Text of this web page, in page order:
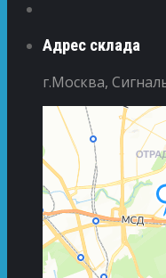
Адрес склада
г.Москва,